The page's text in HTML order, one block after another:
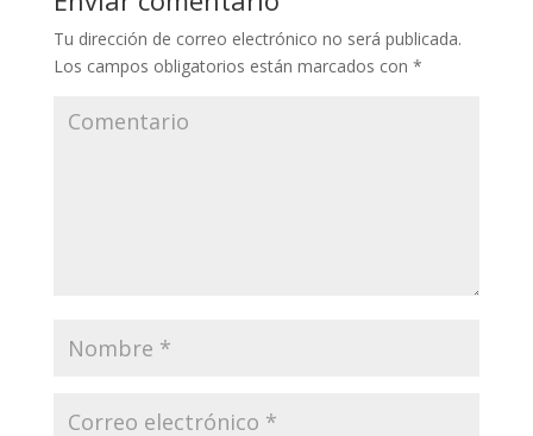
Tu dirección de correo electrónico no será publicada.
Los campos obligatorios están marcados con *